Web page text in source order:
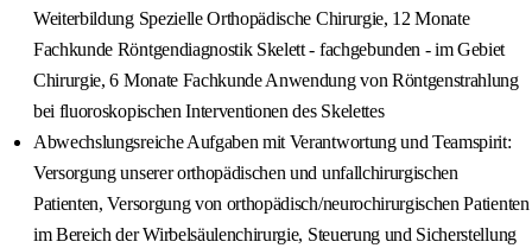
Weiterbildung Spezielle Orthopädische Chirurgie, 12 Monate
Fachkunde Röntgendiagnostik Skelett - fachgebunden - im Gebiet
Chirurgie, 6 Monate Fachkunde Anwendung von Röntgenstrahlung
bei fluoroskopischen Interventionen des Skelettes
Abwechslungsreiche Aufgaben mit Verantwortung und Teamspirit:
Versorgung unserer orthopädischen und unfallchirurgischen
Patienten, Versorgung von orthopädisch/neurochirurgischen Patienten
im Bereich der Wirbelsäulenchirurgie, Steuerung und Sicherstellung